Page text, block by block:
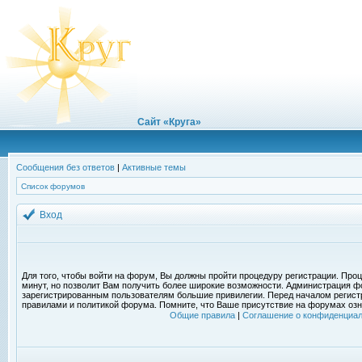
Сайт «Круга»
Сообщения без ответов | Активные темы
Список форумов
Вход
Для того, чтобы войти на форум, Вы должны пройти процедуру регистрации.
минут, но позволит Вам получить более широкие возможности. Администрация
зарегистрированным пользователям большие привилегии. Перед началом
правилами и политикой форума. Помните, что Ваше присутствие на форумах
Общие правила| Соглашение о